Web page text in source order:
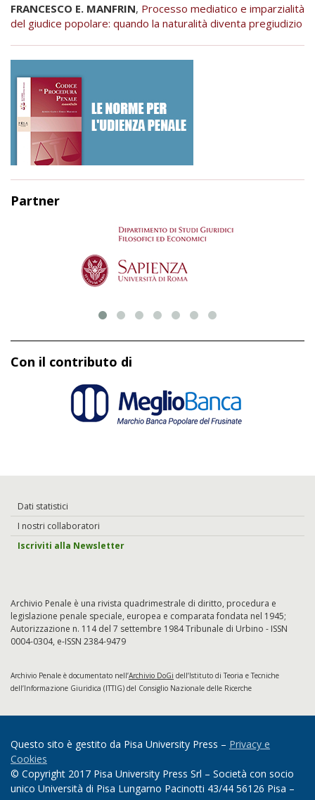
FRANCESCO E. MANFRIN, Processo mediatico e imparzialità
del giudice popolare: quando la naturalità diventa pregiudizio
Partner
Con il contributo di
Dati statistici
I nostri collaboratori
Iscriviti alla Newsletter
Archivio Penale è una rivista quadrimestrale di diritto, procedura e
legislazione penale speciale, europea e comparata fondata nel 1945;
Autorizzazione n. 114 del 7 settembre 1984 Tribunale di Urbino - ISSN
0004-0304, e-ISSN 2384-9479
Archivio Penale è documentato nell’Archivio DoGi dell’Istituto di Teoria e Tecniche
dell’Informazione Giuridica (ITTIG) del Consiglio Nazionale delle Ricerche
Questo sito è gestito da Pisa University Press – Privacy e
Cookies
© Copyright 2017 Pisa University Press Srl – Società con socio
unico Università di Pisa Lungarno Pacinotti 43/44 56126 Pisa –